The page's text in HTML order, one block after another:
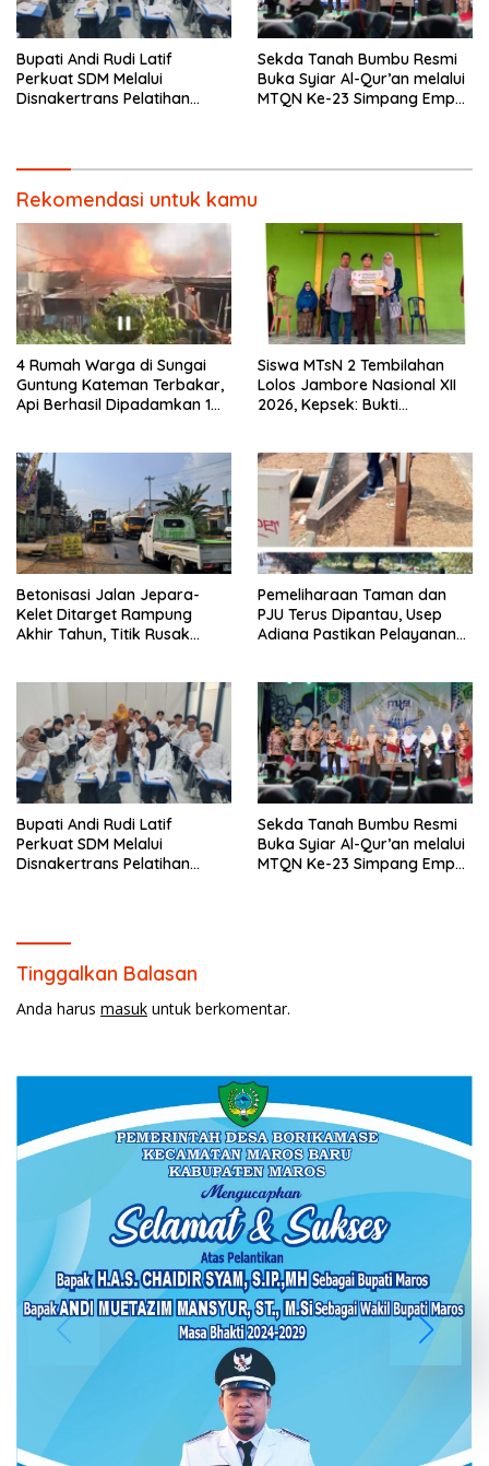
Bupati Andi Rudi Latif
Perkuat SDM Melalui
Disnakertrans Pelatihan
Sekda Tanah Bumbu Resmi
Buka Syiar Al-Qur’an melalui
MTQN Ke-23 Simpang Empat
Rekomendasi untuk kamu
4 Rumah Warga di Sungai
Guntung Kateman Terbakar,
Api Berhasil Dipadamkan 1
Siswa MTsN 2 Tembilahan
Lolos Jambore Nasional XII
2026, Kepsek: Bukti
Betonisasi Jalan Jepara-
Kelet Ditarget Rampung
Akhir Tahun, Titik Rusak
Pemeliharaan Taman dan
PJU Terus Dipantau, Usep
Adiana Pastikan Pelayanan
Bupati Andi Rudi Latif
Perkuat SDM Melalui
Disnakertrans Pelatihan
Sekda Tanah Bumbu Resmi
Buka Syiar Al-Qur’an melalui
MTQN Ke-23 Simpang Empat
Tinggalkan Balasan
Anda harus masuk untuk berkomentar.